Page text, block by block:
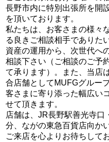
長野市内に特別出張所を開
を頂いております。
私たちは、お客さまの様々
る良きご相談相手でありた
資産の運用から、次世代へ
相談下さい（ご相談のご予
て承ります）。また、当店
合店舗としてMUFGグルー
客さまに寄り添った幅広い
せて頂きます。
店舗は、JR長野駅善光寺口
分、ながの東急百貨店向か
ご来店を心よりお待ちして